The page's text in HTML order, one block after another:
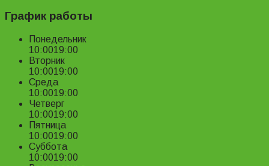
График работы
Понедельник
10:0019:00
Вторник
10:0019:00
Среда
10:0019:00
Четверг
10:0019:00
Пятница
10:0019:00
Суббота
10:0019:00